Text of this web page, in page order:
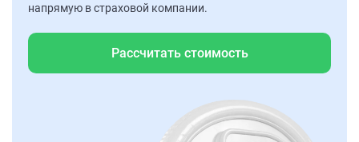
напрямую в страховой компании.
Рассчитать стоимость